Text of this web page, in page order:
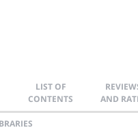
LIST OF
CONTENTS
AND